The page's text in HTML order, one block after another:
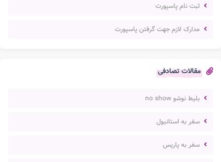
ثبت نام پاسپورت
مدارک لازم جهت گرفتن پاسپورت
مقالات تصادفی
بلیط نوشو no show
سفر به استانبول
سفر به پاریس